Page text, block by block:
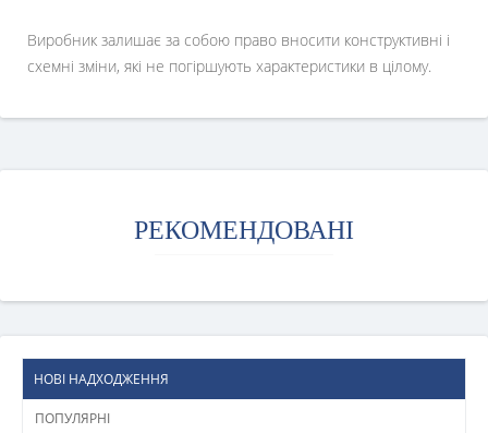
Виробник залишає за собою право вносити конструктивні і
схемні зміни, які не погіршують характеристики в цілому.
РЕКОМЕНДОВАНІ
НОВІ НАДХОДЖЕННЯ
ПОПУЛЯРНІ